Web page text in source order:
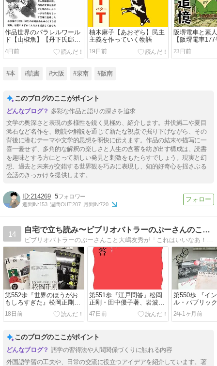
作品世界のパラレルワール
ド【山椒魚】【丹下氏邸】
井伏鱒二
4日前
柚木麻子【あおぞら】民主
主義を作っていく物語
19日前
阪堺電車と素
【阪堺電車
23日前
#本 #読書 #大阪 #泉南 #阪南
このブログのここがポイント
多彩な作品と語りの深さを追求
文学の奥深さと表現の多様性を鋭く見極め、紹介します。井伏鱒二や夏目
漱石など名作を、朗読や解説を通じて新たな視点で掘り下げながら、その
背後に潜むテーマや文学的思想を明快に伝えます。作品の結末や描写に一
喜一憂せず、多角的な解釈の楽しさと人生の含蓄を紡ぎ出す構成は、読書
を趣味とする方にとって新しい発見と刺激をもたらすでしょう。現実と幻
想、過去と未来が交錯する世界観を巧みに表現し、知的好奇心を揺さぶる
会話のきっかけを提供します。
214269 5
週間IN:153 週間OUT:207 月間IN:720
14
自宅で立ち読み〜ビブリオバトラーのぷーさんのこだわり選書
第552歩『世界のほうがお
もしろすぎた』松岡正剛
著、晶文社
18日前
第551歩『江戸問答』松岡
正剛・田中優子著、岩波新
47日前
第550歩 『イ
ル・パブリッ
人が惹かれる
飯田美樹著、
2年1ヶ月前
このブログのここがポイント
語学の習得法や人間関係づくりに触れる内容
外国語学習の工夫や、日常の交流に役立つアイデアを紹介しています。著